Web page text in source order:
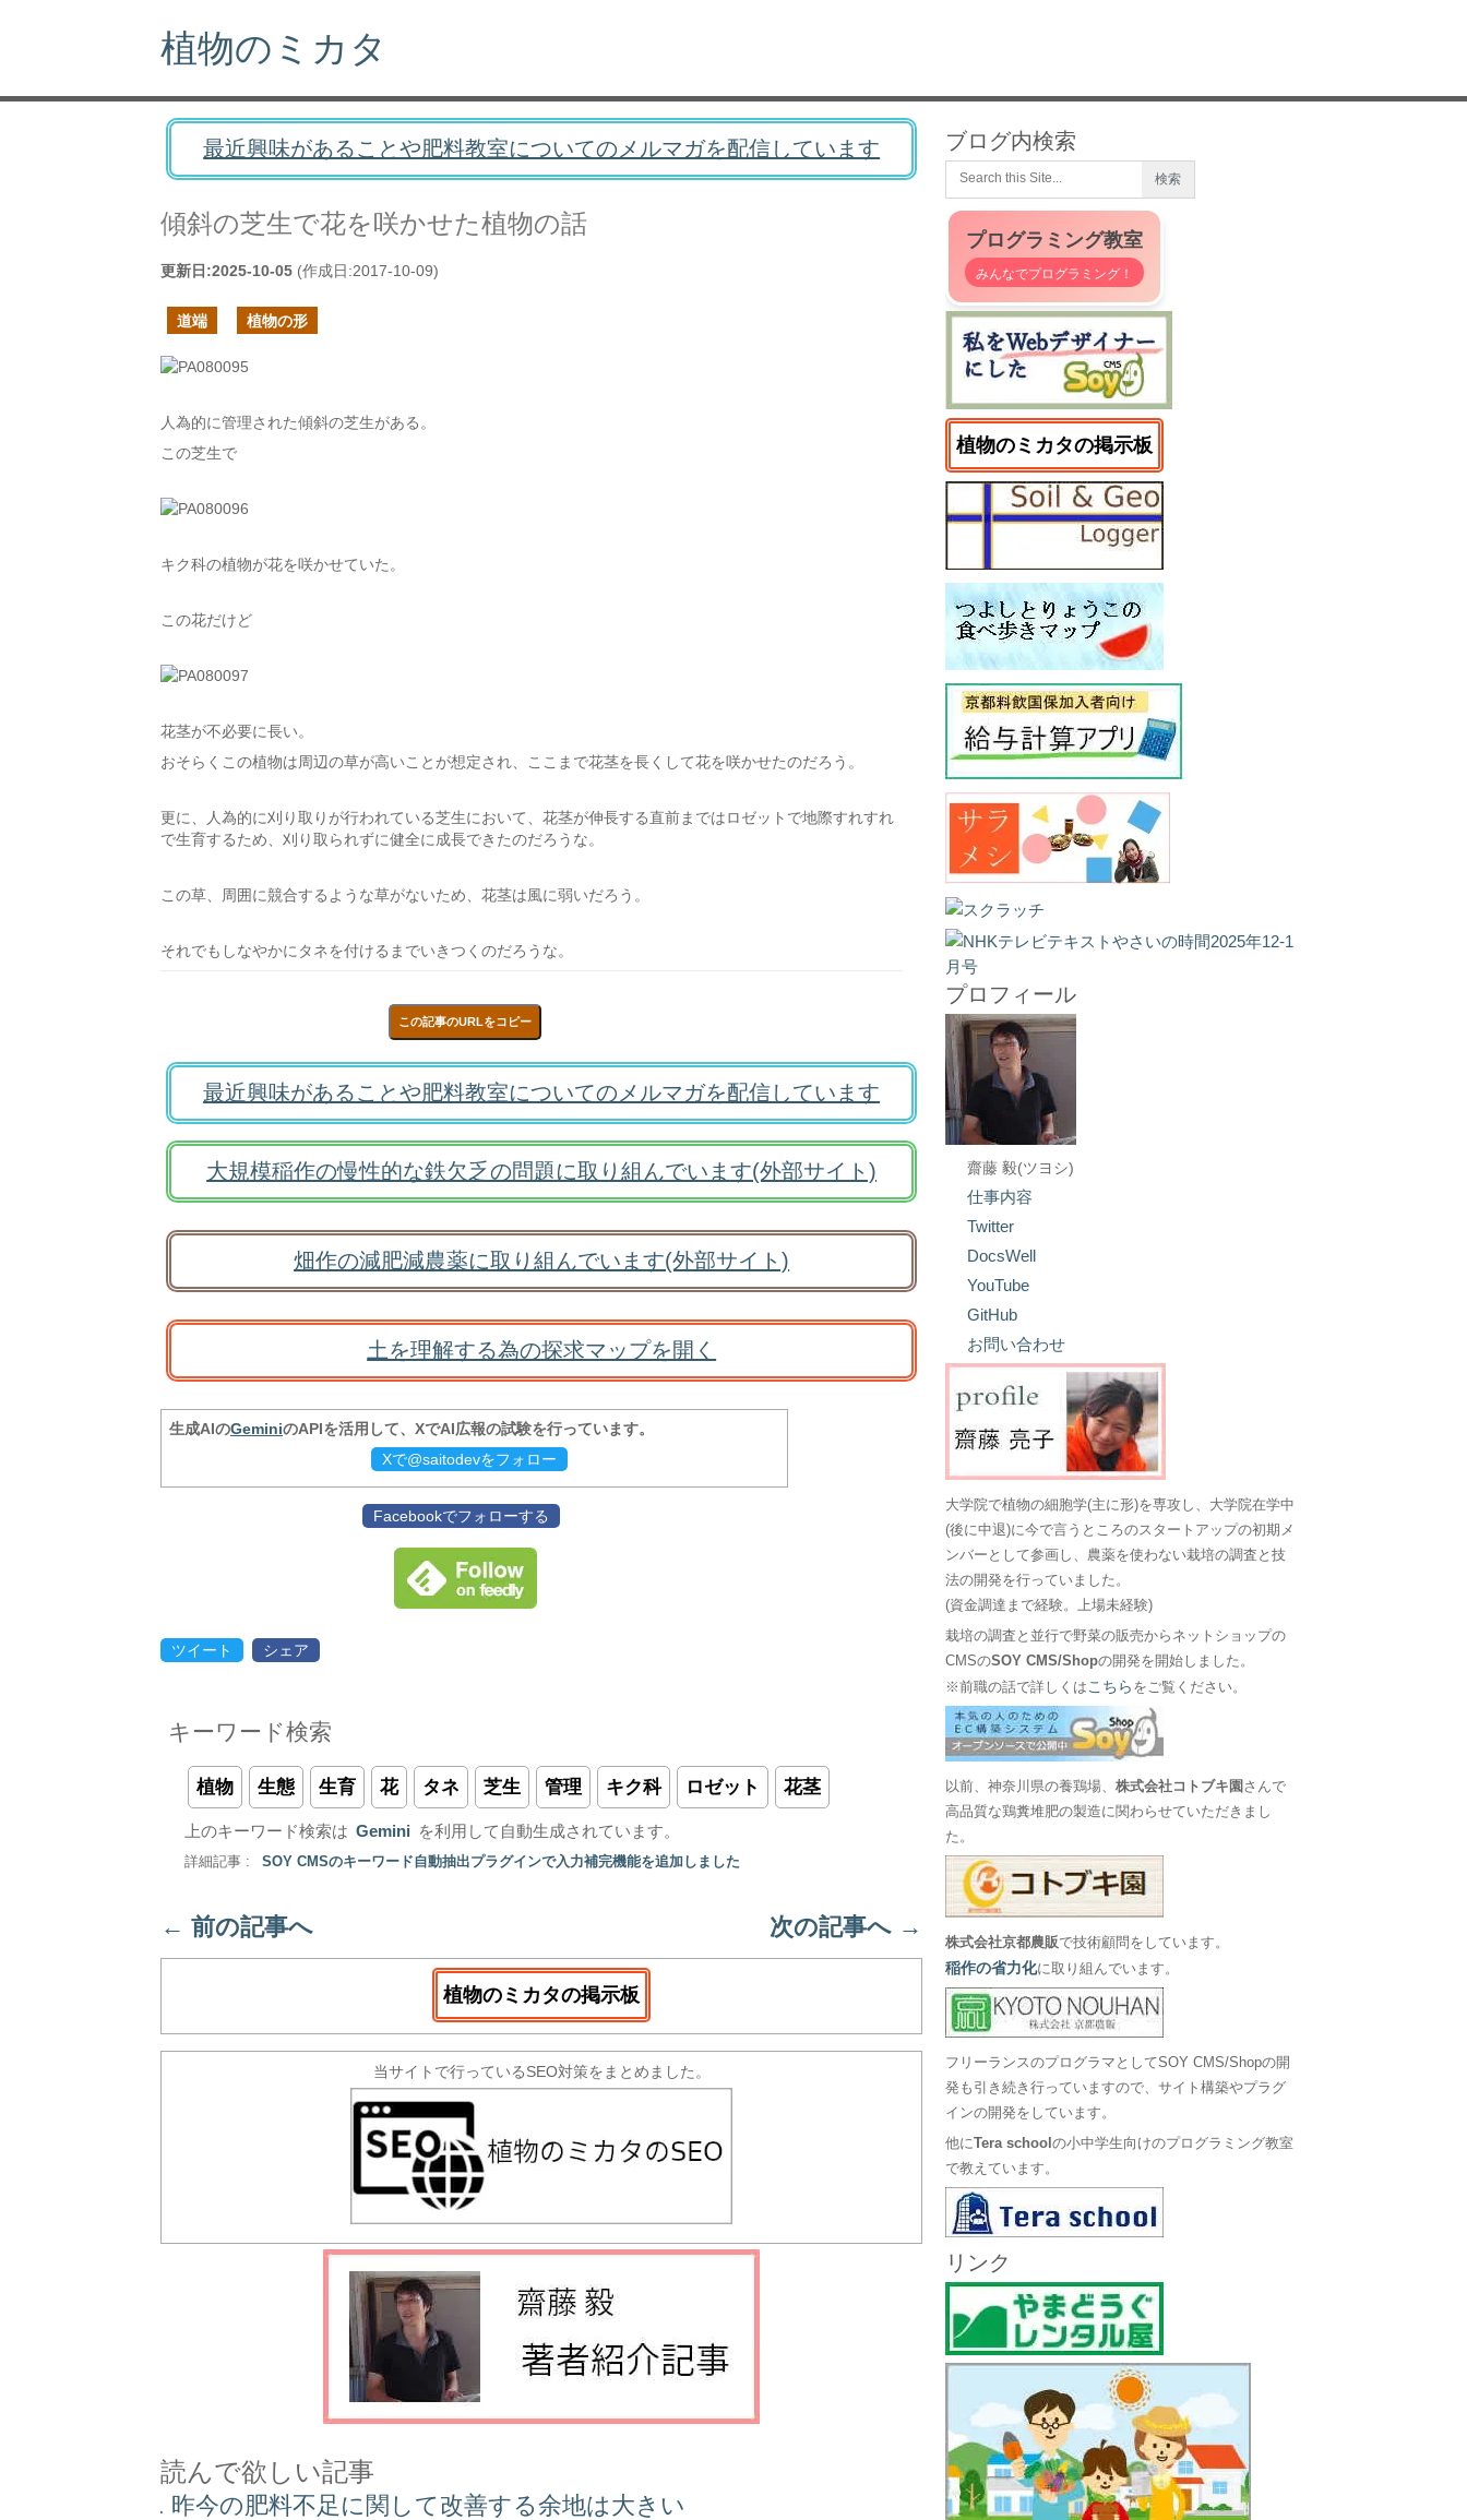
植物のミカタ
最近興味があることや肥料教室についてのメルマガを配信しています
傾斜の芝生で花を咲かせた植物の話
更新日:2025-10-05 (作成日:2017-10-09)
道端 植物の形
人為的に管理された傾斜の芝生がある。
この芝生で
キク科の植物が花を咲かせていた。
この花だけど
花茎が不必要に長い。
おそらくこの植物は周辺の草が高いことが想定され、ここまで花茎を長くして花を咲かせたのだろう。
更に、人為的に刈り取りが行われている芝生において、花茎が伸長する直前まではロゼットで地際すれすれ
で生育するため、刈り取られずに健全に成長できたのだろうな。
この草、周囲に競合するような草がないため、花茎は風に弱いだろう。
それでもしなやかにタネを付けるまでいきつくのだろうな。
この記事のURLをコピー
最近興味があることや肥料教室についてのメルマガを配信しています
大規模稲作の慢性的な鉄欠乏の問題に取り組んでいます(外部サイト)
畑作の減肥減農薬に取り組んでいます(外部サイト)
土を理解する為の探求マップを開く
生成AIのGeminiのAPIを活用して、XでAI広報の試験を行っています。
Xで@saitodevをフォロー
Facebookでフォローする
ツイート シェア
キーワード検索
植物 生態 生育 花 タネ 芝生 管理 キク科 ロゼット 花茎
上のキーワード検索は Gemini を利用して自動生成されています。
詳細記事 : SOY CMSのキーワード自動抽出プラグインで入力補完機能を追加しました
← 前の記事へ 次の記事へ →
植物のミカタの掲示板
当サイトで行っているSEO対策をまとめました。
読んで欲しい記事
昨今の肥料不足に関して改善する余地は大きい
ブログ内検索
プログラミング教室
みんなでプログラミング！
植物のミカタの掲示板
プロフィール
齋藤 毅(ツヨシ)
仕事内容
Twitter
DocsWell
YouTube
GitHub
お問い合わせ
大学院で植物の細胞学(主に形)を専攻し、大学院在学中
(後に中退)に今で言うところのスタートアップの初期メ
ンバーとして参画し、農薬を使わない栽培の調査と技
法の開発を行っていました。
(資金調達まで経験。上場未経験)
栽培の調査と並行で野菜の販売からネットショップの
CMSのSOY CMS/Shopの開発を開始しました。
※前職の話で詳しくは こちら をご覧ください。
以前、神奈川県の養鶏場、株式会社コトブキ園 さんで
高品質な鶏糞堆肥の製造に関わらせていただきまし
た。
株式会社京都農販で技術顧問をしています。
稲作の省力化に取り組んでいます。
フリーランスのプログラマとしてSOY CMS/Shopの開
発も引き続き行っていますので、サイト構築やプラグ
インの開発をしています。
他にTera schoolの小中学生向けのプログラミング教室
で教えています。
リンク